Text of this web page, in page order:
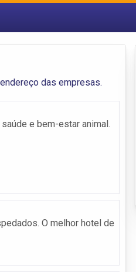
das empresas.
e bem-estar animal.
O melhor hotel de